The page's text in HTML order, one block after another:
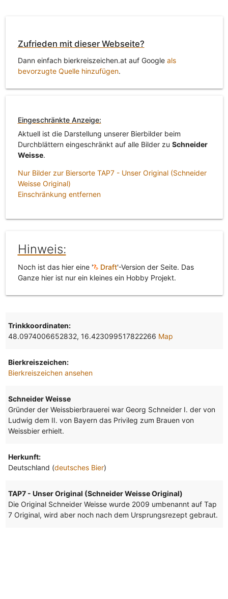
Zufrieden mit dieser Webseite?
Dann einfach bierkreiszeichen.at auf Google als
bevorzugte Quelle hinzufügen.
Eingeschränkte Anzeige:
Aktuell ist die Darstellung unserer Bierbilder beim
Durchblättern eingeschränkt auf alle Bilder zu Schneider
Weisse.
Nur Bilder zur Biersorte TAP7 - Unser Original (Schneider
Weisse Original)
Einschränkung entfernen
Hinweis:
Noch ist das hier eine ' Draft'-Version der Seite. Das
Ganze hier ist nur ein kleines ein Hobby Projekt.
Trinkkoordinaten:
48.0974006652832, 16.423099517822266 Map
Bierkreiszeichen:
Bierkreiszeichen ansehen
Schneider Weisse
Gründer der Weissbierbrauerei war Georg Schneider I. der von
Ludwig dem II. von Bayern das Privileg zum Brauen von
Weissbier erhielt.
Herkunft:
Deutschland (deutsches Bier)
TAP7 - Unser Original (Schneider Weisse Original)
Die Original Schneider Weisse wurde 2009 umbenannt auf Tap
7 Original, wird aber noch nach dem Ursprungsrezept gebraut.